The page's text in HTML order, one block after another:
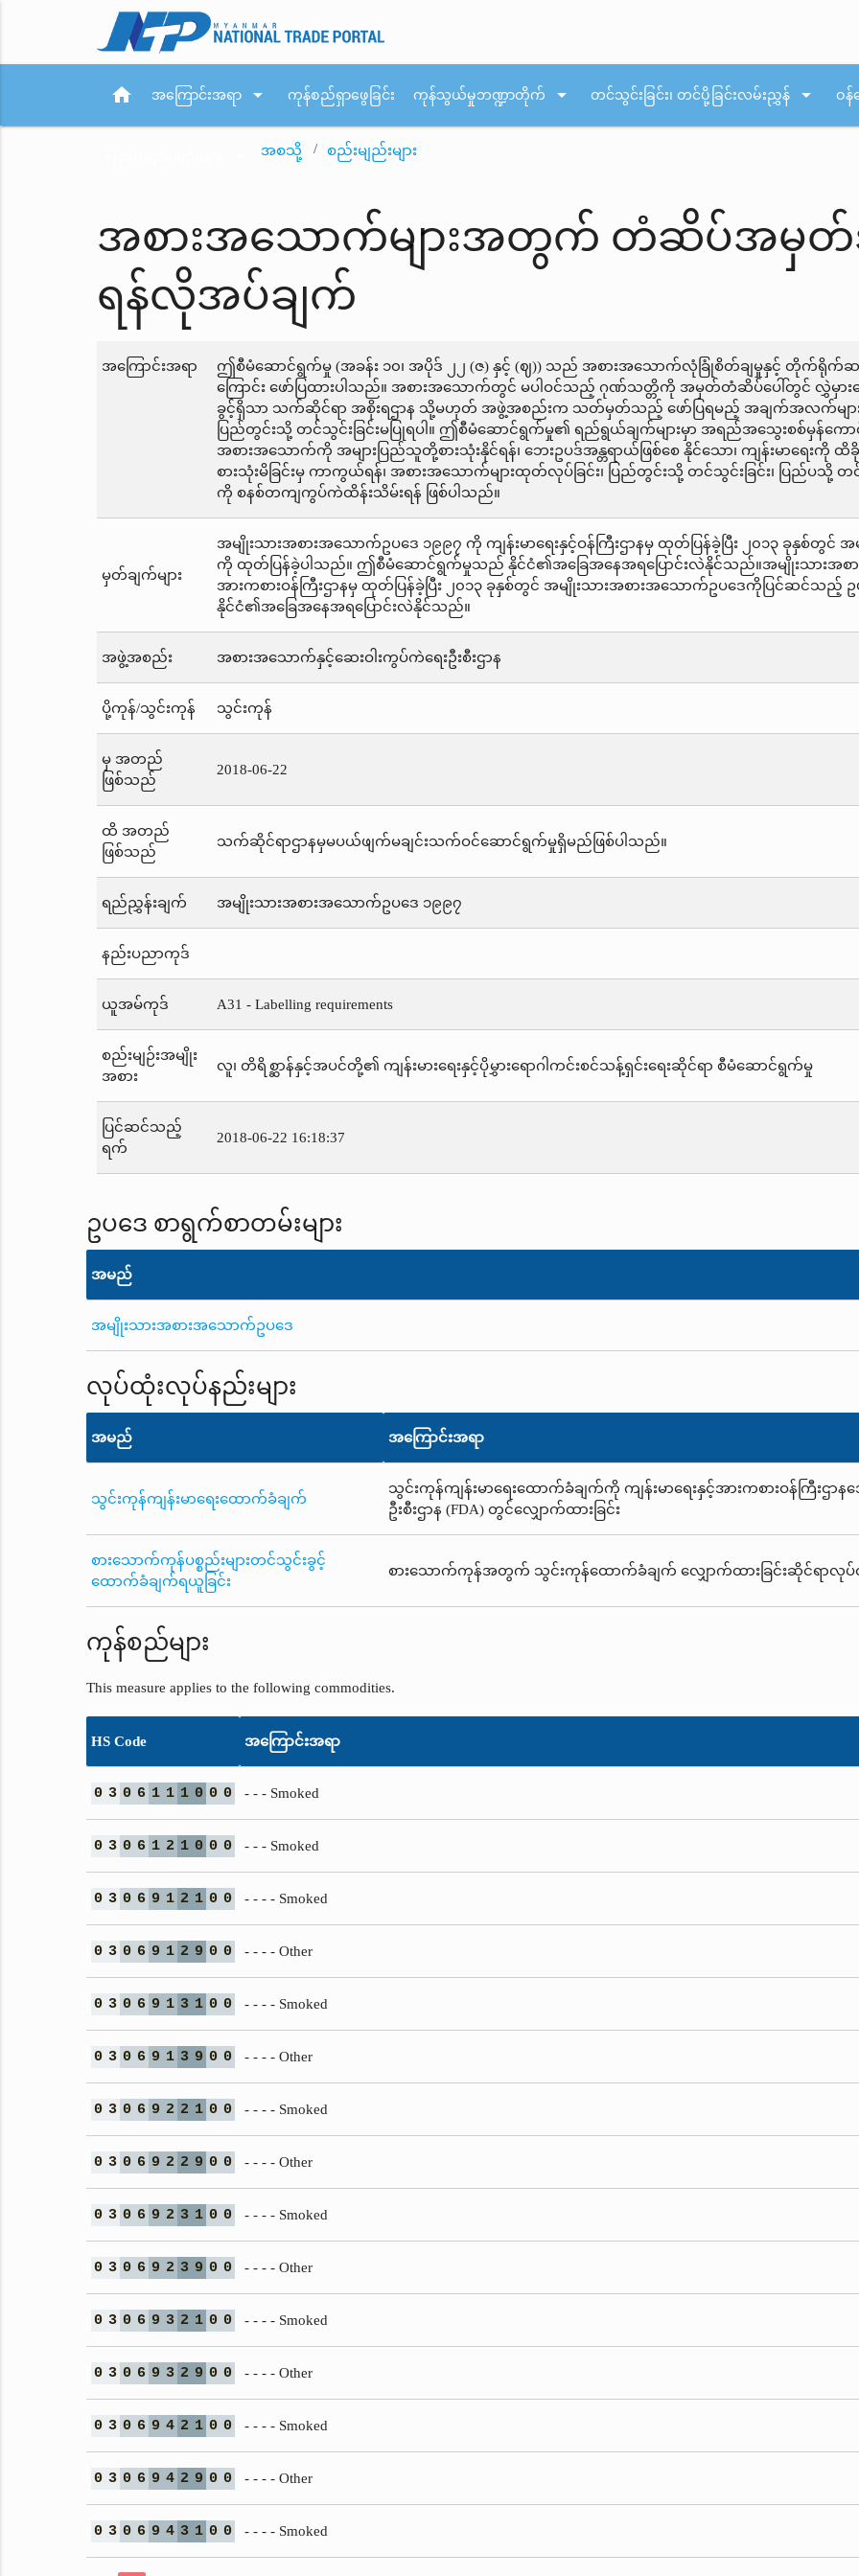
home အကြောင်းအရာ arrow_drop_down ကုန်စည်ရှာဖွေခြင်း ကုန်သွယ်မှုဘဏ္ဍာတိုက် arrow_drop_down တင်သွင်းခြင်း၊ တင်ပို့ခြင်းလမ်းညွှန် arrow_drop_down ဝန်
အစသို့ စည်းမျည်းများ
အစားအသောက်များအတွက် တံဆိပ်အမှတ်အ
ရန်လိုအပ်ချက်
အကြောင်းအရာ
ဤစီမံဆောင်ရွက်မှု (အခန်း ၁၀၊ အပိုဒ် ၂၂ (ဇ) နှင့် (ဈ)) သည် အစားအသောက်လုံခြုံစိတ်ချမှုနှင့် တိုက်ရို
ကြောင်း ဖော်ပြထားပါသည်။ အစားအသောက်တွင် မပါဝင်သည့် ဂုဏ်သတ္တိကို အမှတ်တံဆိပ်ပေါ်တွင် လွှဲမှား
ခွင့်ရှိသာ သက်ဆိုင်ရာ အစိုးရဌာန သို့မဟုတ် အဖွဲ့အစည်းက သတ်မှတ်သည့် ဖော်ပြရမည့် အချက်အလက်များ
ပြည်တွင်းသို့ တင်သွင်းခြင်းမပြုရပါ။ ဤစီမံဆောင်ရွက်မှု၏ ရည်ရွယ်ချက်များမှာ အရည်အသွေးစစ်မှန်ကောင်
အစားအသောက်ကို အများပြည်သူတို့စားသုံးနိုင်ရန်၊ ဘေးဥပဒ်အန္တရာယ်ဖြစ်စေ နိုင်သော၊ ကျန်းမာရေး
စားသုံးမိခြင်းမှ ကာကွယ်ရန်၊ အစားအသောက်များထုတ်လုပ်ခြင်း၊ ပြည်တွင်းသို့ တင်သွင်းခြင်း၊ ပြည်ပသို့ တင်ပို့ခြင်း
ကို စနစ်တကျကွပ်ကဲထိန်းသိမ်းရန် ဖြစ်ပါသည်။
မှတ်ချက်များ
အမျိုးသားအစားအသောက်ဥပဒေ ၁၉၉၇ ကို ကျန်းမာရေးနှင့်ဝန်ကြီးဌာနမှ ထုတ်ပြန်ခဲ့ပြီး ၂၀၁၃ ခုနှစ်
ကို ထုတ်ပြန်ခဲ့ပါသည်။ ဤစီမံဆောင်ရွက်မှုသည် နိုင်ငံ၏အခြေအနေအရပြောင်းလဲနိုင်သည်။အမျိုးသားအစား
အားကစားဝန်ကြီးဌာနမှ ထုတ်ပြန်ခဲ့ပြီး ၂၀၁၃ ခုနှစ်တွင် အမျိုးသားအစားအသောက်ဥပဒေကိုပြင်ဆ
နိုင်ငံ၏အခြေအနေအရပြောင်းလဲနိုင်သည်။
အဖွဲ့အစည်း အစားအသောက်နှင့်ဆေးဝါးကွပ်ကဲရေးဦးစီးဌာန
ပို့ကုန်/သွင်းကုန် သွင်းကုန်
မှ အတည်
ဖြစ်သည်
2018-06-22
ထိ အတည်
ဖြစ်သည်
သက်ဆိုင်ရာဌာနမှမပယ်ဖျက်မချင်းသက်ဝင်ဆောင်ရွက်မှုရှိမည်ဖြစ်ပါသည်။
ရည်ညွှန်းချက် အမျိုးသားအစားအသောက်ဥပဒေ ၁၉၉၇
နည်းပညာကုဒ်
ယူအမ်ကုဒ် A31 - Labelling requirements
စည်းမျဉ်းအမျိုး
အစား
လူ၊ တိရိစ္ဆာန်နှင့်အပင်တို့၏ ကျန်းမားရေးနှင့်ပိုမွှားရောဂါကင်းစင်သန့်ရှင်းရေးဆိုင်ရာ စီမံဆောင်ရွက်မှု
ပြင်ဆင်သည့်
ရက်
2018-06-22 16:18:37
ဥပဒေ စာရွက်စာတမ်းများ
အမည်
အမျိုးသားအစားအသောက်ဥပဒေ
လုပ်ထုံးလုပ်နည်းများ
အမည် အကြောင်းအရာ
သွင်းကုန်ကျန်းမာရေးထောက်ခံချက်
သွင်းကုန်ကျန်းမာရေးထောက်ခံချက်ကို ကျန်းမာရေးနှင့်အားကစားဝန်ကြီးဌ
ဦးစီးဌာန (FDA) တွင်လျှောက်ထားခြင်း
စားသောက်ကုန်ပစ္စည်းများတင်သွင်းခွင့်
ထောက်ခံချက်ရယူခြင်း
စားသောက်ကုန်အတွက် သွင်းကုန်ထောက်ခံချက် လျှောက်ထားခြင်းဆိုင်ရာလုပ်ထုံ
ကုန်စည်များ
This measure applies to the following commodities.
HS Code အကြောင်းအရာ
0 3 0 6 1 1 1 0 0 0 - - - Smoked
0 3 0 6 1 2 1 0 0 0 - - - Smoked
0 3 0 6 9 1 2 1 0 0 - - - - Smoked
0 3 0 6 9 1 2 9 0 0 - - - - Other
0 3 0 6 9 1 3 1 0 0 - - - - Smoked
0 3 0 6 9 1 3 9 0 0 - - - - Other
0 3 0 6 9 2 2 1 0 0 - - - - Smoked
0 3 0 6 9 2 2 9 0 0 - - - - Other
0 3 0 6 9 2 3 1 0 0 - - - - Smoked
0 3 0 6 9 2 3 9 0 0 - - - - Other
0 3 0 6 9 3 2 1 0 0 - - - - Smoked
0 3 0 6 9 3 2 9 0 0 - - - - Other
0 3 0 6 9 4 2 1 0 0 - - - - Smoked
0 3 0 6 9 4 2 9 0 0 - - - - Other
0 3 0 6 9 4 3 1 0 0 - - - - Smoked